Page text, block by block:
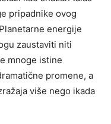
pripadnike ovog
energije
zaustaviti niti
mnoge istine
promene, a
više nego ikada